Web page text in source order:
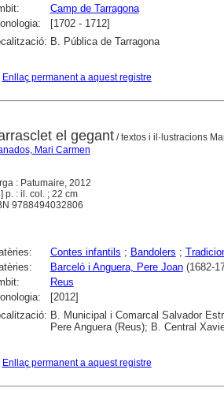
Camp de Tarragona
[1702 - 1712]
B. Pública de Tarragona
Enllaç permanent a aquest registre
el gegant/ textos i il·lustracions
Mari Carmen
: Patumaire, 2012
p. : il. col. ; 22 cm
9788494032806
Contes infantils ; Bandolers ;
Barceló i Anguera, Pere Joan(1682-
Reus
[2012]
B. Municipal i Comarcal Salvador
Pere Anguera (Reus); B. Central
Enllaç permanent a aquest registre